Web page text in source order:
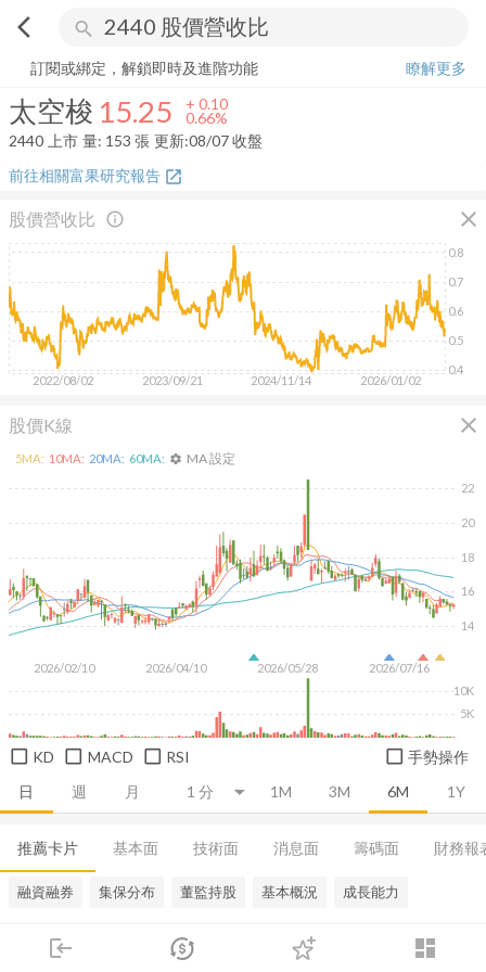
arrow_back_ios search
login dashboard
市場 登入
太空梭 15.25 + 0.66%
訂閱或綁定，解鎖即時及進階功能
瞭解更多
太空梭 15.25 + 0.10
0.66%
2440 上市 量: 153 張 更新:08/07 收盤
前往相關富果研究報告 open_in_new
股價營收比 close
info_outline
2022/08/02 2023/09/21 2024/11/14 2026/01/02
0.4
0.5
0.6
0.7
0.8
股價K線 close
日 週 月 1M 3M 6M 1Y
2026/02/10 2026/04/10 2026/05/28 2026/07/16
14
16
18
20
22
5K
10K
5MA: 10MA: 20MA: 60MA: settings MA 設定
KD MACD RSI 手勢操作
推薦卡片 基本面 技術面 消息面 籌碼面 財務報
融資融券 集保分布 董監持股 基本概況 成長能力